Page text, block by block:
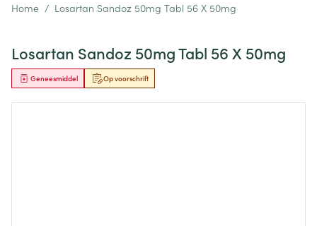
Home / Losartan Sandoz 50mg Tabl 56 X 50mg
Losartan Sandoz 50mg Tabl 56 X 50mg
Op voorschrift
Geneesmiddel